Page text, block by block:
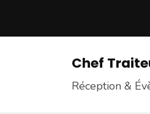
Chef
Réception &